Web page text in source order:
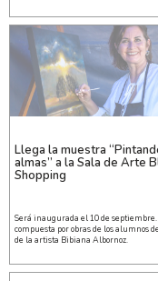
Llega la muestra
almas” a la Sala de Arte
Shopping
Será inaugurada el 10 de septiembre.
compuesta por obras de los alumnos
de la artista Bibiana Albornoz.